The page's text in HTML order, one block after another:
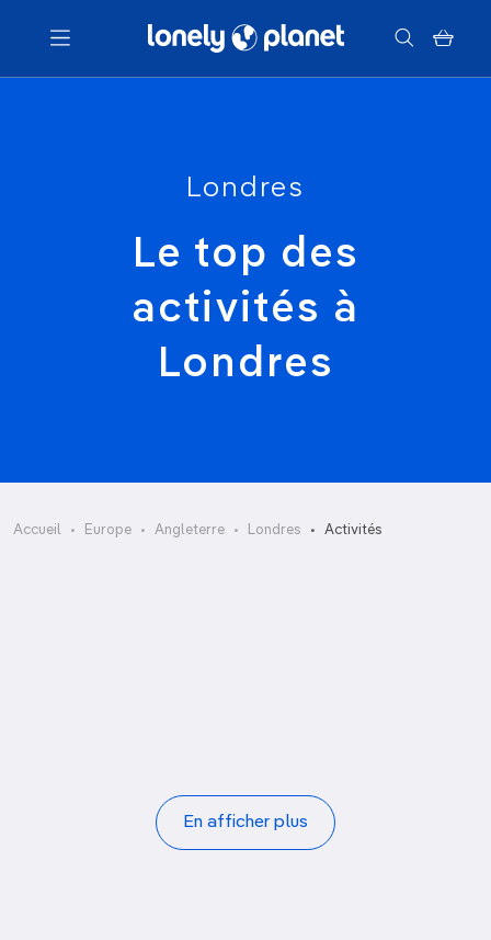
Menu
Votre recherche
Londres
Le top des
activités à
Londres
Accueil Europe Angleterre Londres Activités
Arsenal Emirates Stadium
Beefeater Distillery
En afficher plus